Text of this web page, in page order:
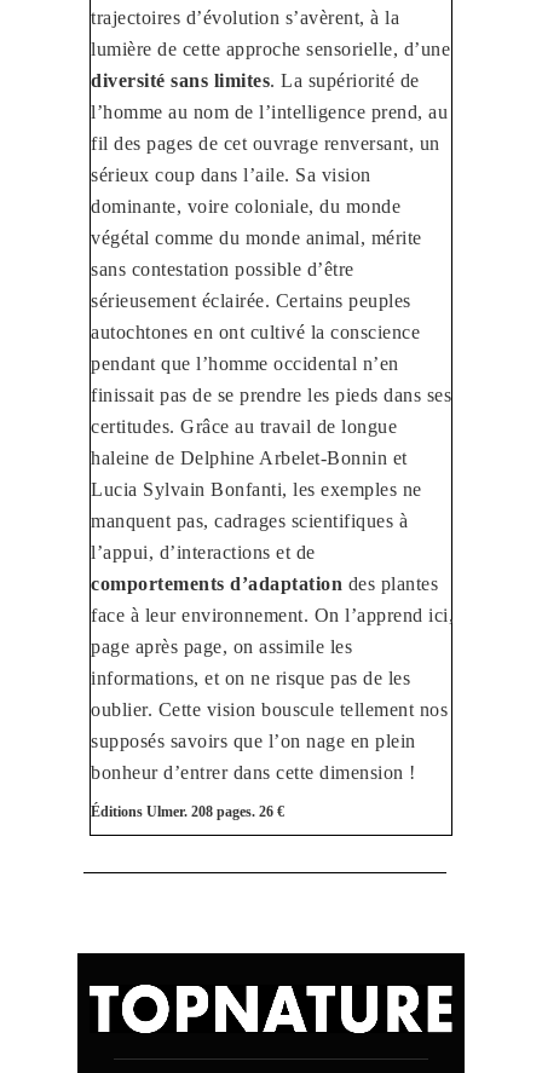
trajectoires d’évolution s’avèrent, à la
lumière de cette approche sensorielle, d’une
diversité sans limites. La supériorité de
l’homme au nom de l’intelligence prend, au
fil des pages de cet ouvrage renversant, un
sérieux coup dans l’aile. Sa vision
dominante, voire coloniale, du monde
végétal comme du monde animal, mérite
sans contestation possible d’être
sérieusement éclairée. Certains peuples
autochtones en ont cultivé la conscience
pendant que l’homme occidental n’en
finissait pas de se prendre les pieds dans ses
certitudes. Grâce au travail de longue
haleine de Delphine Arbelet-Bonnin et
Lucia Sylvain Bonfanti, les exemples ne
manquent pas, cadrages scientifiques à
l’appui, d’interactions et de
comportements d’adaptation des plantes
face à leur environnement. On l’apprend ici,
page après page, on assimile les
informations, et on ne risque pas de les
oublier. Cette vision bouscule tellement nos
supposés savoirs que l’on nage en plein
bonheur d’entrer dans cette dimension !
Éditions Ulmer. 208 pages. 26 €